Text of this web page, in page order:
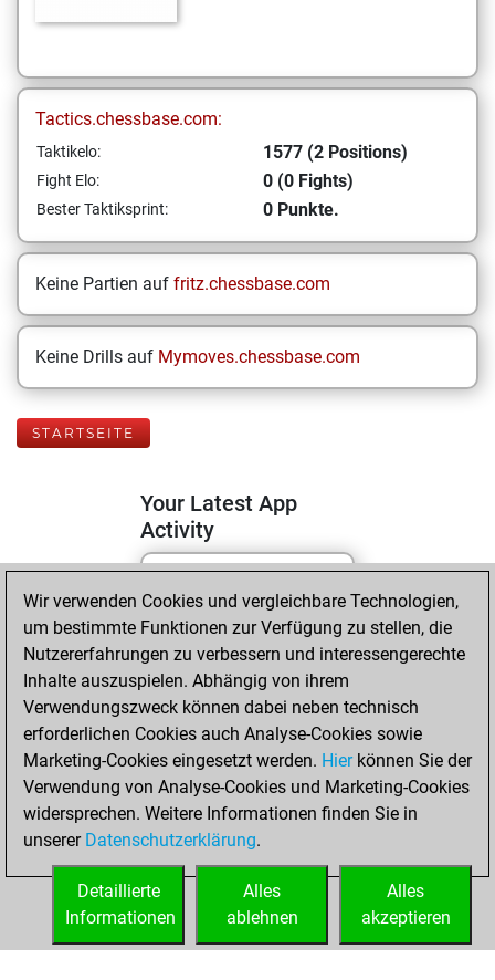
Tactics.chessbase.com:
Taktikelo: 1577 (2 Positions)
Fight Elo: 0 (0 Fights)
Bester Taktiksprint: 0 Punkte.
Keine Partien auf fritz.chessbase.com
Keine Drills auf Mymoves.chessbase.com
STARTSEITE
Your Latest App
Activity
Sonntag, April 5,
2026
You totalled 2
tactics positions
Tactics
You
solved 1 tactics
positions
You achieved
tactics positions
Wir verwenden Cookies und vergleichbare Technologien,
um bestimmte Funktionen zur Verfügung zu stellen, die
Nutzererfahrungen zu verbessern und interessengerechte
Inhalte auszuspielen. Abhängig von ihrem
Verwendungszweck können dabei neben technisch
erforderlichen Cookies auch Analyse-Cookies sowie
Marketing-Cookies eingesetzt werden. Hierkönnen Sie der
Verwendung von Analyse-Cookies und Marketing-Cookies
widersprechen. Weitere Informationen finden Sie in
unserer Datenschutzerklärung.
Alles
akzeptieren
Alles
ablehnen
Detaillierte
Informationen